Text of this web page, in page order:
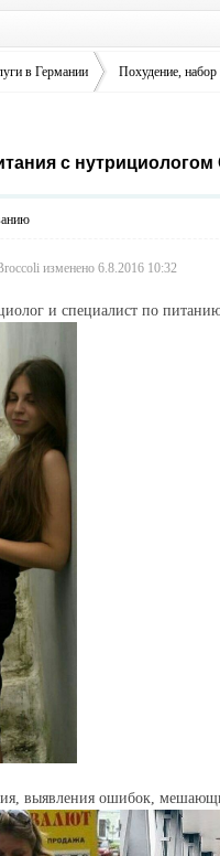
в Германии
›
Похудение, набор
с нутрициологом
изменено 6.8.2016 10:32
и специалист по
выявления ошибок,